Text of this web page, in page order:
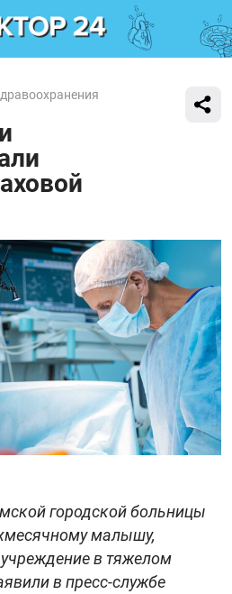
городской больницы
малышу,
в тяжелом
в пресс-службе